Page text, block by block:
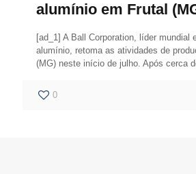
alumínio em Frutal
[ad_1] A Ball Corporation, líder mundial
alumínio, retoma as atividades de
(MG) neste início de julho. Após cerca
0